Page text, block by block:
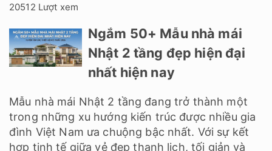
20512 Lượt xem
Ngắm 50+ Mẫu nhà mái
Nhật 2 tầng đẹp hiện đại
nhất hiện nay
Mẫu nhà mái Nhật 2 tầng đang trở thành một
trong những xu hướng kiến trúc được nhiều gia
đình Việt Nam ưa chuộng bậc nhất. Với sự kết
hợp tinh tế giữa vẻ đẹp thanh lịch, tối giản và